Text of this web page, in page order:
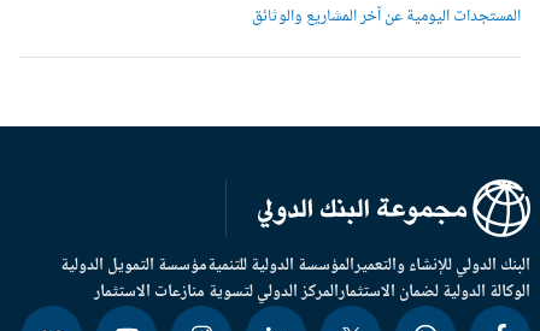
المستجدات اليومية عن آخر المشاريع والوثائق
الدولي للإنشاء والتعميرالمؤسسة الدولية للتنميةمؤسسة التمويل الدولية
الدولية لضمان الاستثمارالمركز الدولي لتسوية منازعات الاستثمار